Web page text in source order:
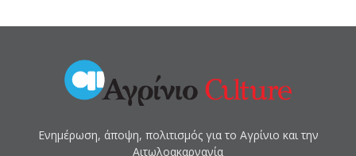
Ενημέρωση, άποψη, πολιτισμός για το Αγρίνιο και την
Αιτωλοακαρνανία